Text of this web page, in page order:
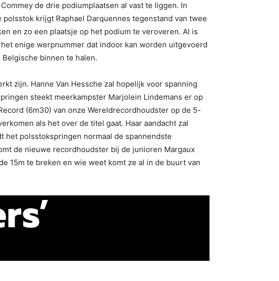
de drie podiumplaatsen al vast te liggen. In
krijgt Raphael Darquennes tegenstand van twee
en zo een plaatsje op het podium te veroveren. Al is
enige werpnummer dat indoor kan worden uitgevoerd
binnen te halen.
zijn. Hanne Van Hessche zal hopelijk voor spanning
steekt meerkampster Marjolein Lindemans er op
(6m30) van onze Wereldrecordhoudster op de 5-
als het over de titel gaat. Haar aandacht zal
het polsstokspringen normaal de spannendste
de nieuwe recordhoudster bij de junioren Margaux
15m te breken en wie weet komt ze al in de buurt van